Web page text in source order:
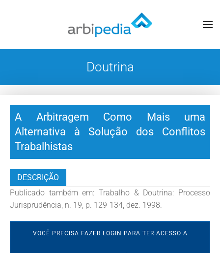
Doutrina
A Arbitragem Como Mais uma
Alternativa à Solução dos Conflitos
Trabalhistas
DESCRIÇÃO
Publicado também em: Trabalho & Doutrina: Processo
Jurisprudência, n. 19, p. 129-134, dez. 1998.
VOCÊ PRECISA FAZER LOGIN PARA TER ACESSO A